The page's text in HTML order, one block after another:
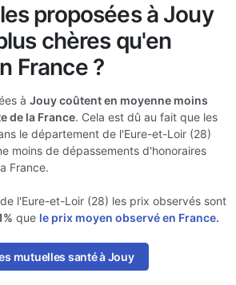
proposées à Jouy
chères qu'en
France ?
à Jouy coûtent en moyenne moins
de la France. Cela est dû au fait que les
le département de l'Eure-et-Loir (28)
moins de dépassements d'honoraires
France.
l'Eure-et-Loir (28) les prix observés sont
que le prix moyen observé en France.
mutuelles santé à Jouy